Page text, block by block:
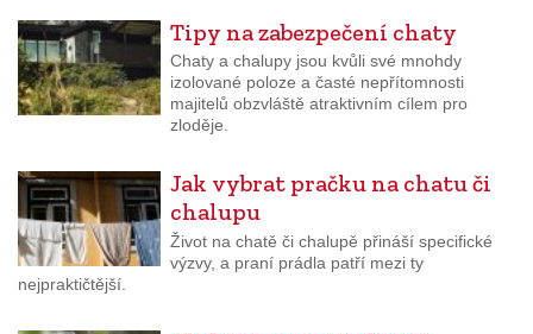
Tipy na zabezpečení chaty
Chaty a chalupy jsou kvůli své mnohdy
izolované poloze a časté nepřítomnosti
majitelů obzvláště atraktivním cílem pro
zloděje.
Jak vybrat pračku na chatu či
chalupu
Život na chatě či chalupě přináší specifické
výzvy, a praní prádla patří mezi ty
nejpraktičtější.